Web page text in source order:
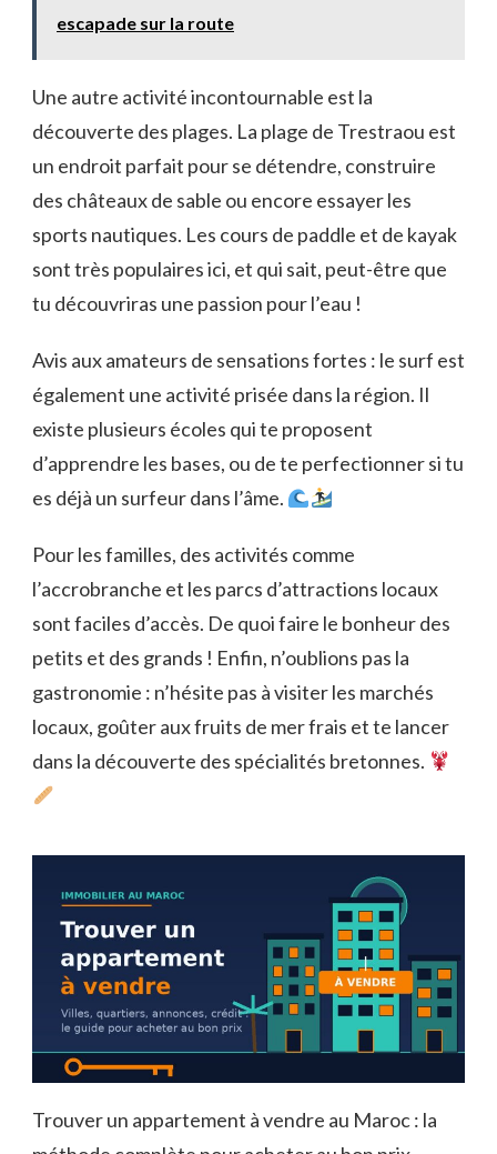
escapade sur la route
Une autre activité incontournable est la
découverte des plages. La plage de Trestraou est
un endroit parfait pour se détendre, construire
des châteaux de sable ou encore essayer les
sports nautiques. Les cours de paddle et de kayak
sont très populaires ici, et qui sait, peut-être que
tu découvriras une passion pour l’eau !
Avis aux amateurs de sensations fortes : le surf est
également une activité prisée dans la région. Il
existe plusieurs écoles qui te proposent
d’apprendre les bases, ou de te perfectionner si tu
es déjà un surfeur dans l’âme.
Pour les familles, des activités comme
l’accrobranche et les parcs d’attractions locaux
sont faciles d’accès. De quoi faire le bonheur des
petits et des grands ! Enfin, n’oublions pas la
gastronomie : n’hésite pas à visiter les marchés
locaux, goûter aux fruits de mer frais et te lancer
dans la découverte des spécialités bretonnes.
Trouver un appartement à vendre au Maroc : la